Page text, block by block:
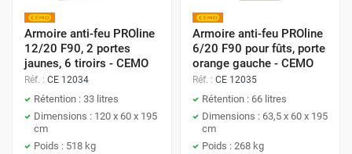
Armoire anti-feu PROline
12/20 F90, 2 portes
jaunes, 6 tiroirs - CEMO
Réf. : CE 12034
Rétention : 33 litres
Dimensions : 120 x 60 x 195
cm
Poids : 518 kg
Armoire anti-feu PROline
6/20 F90 pour fûts, porte
orange gauche - CEMO
Réf. : CE 12035
Rétention : 66 litres
Dimensions : 63,5 x 60 x 195
cm
Poids : 268 kg